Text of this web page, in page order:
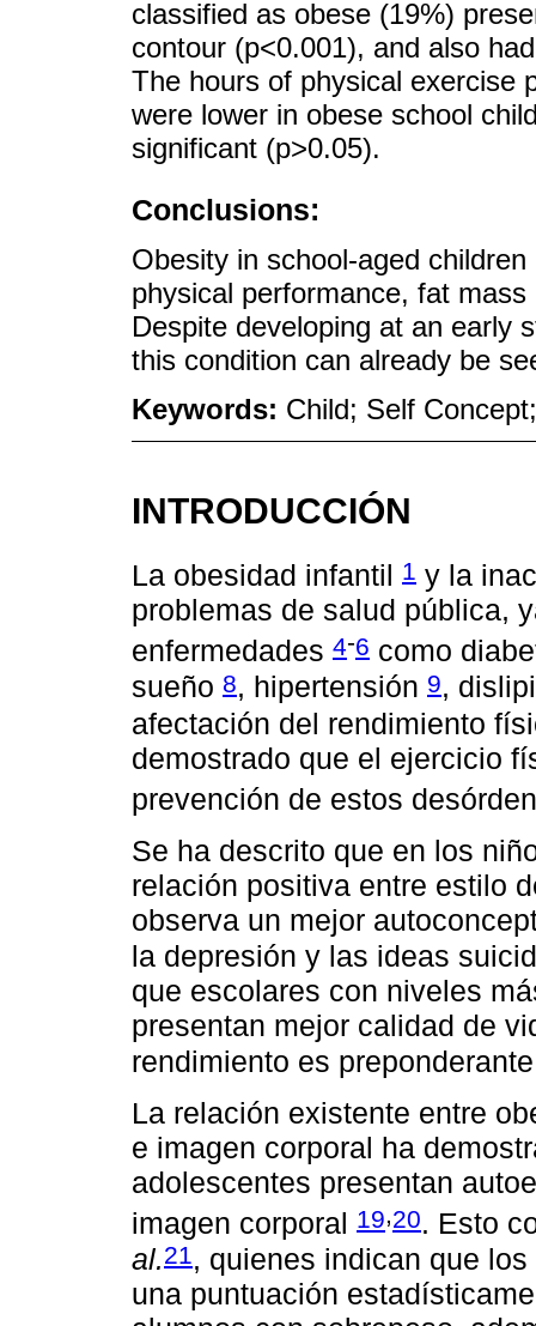
classified as obese (19%)
contour (p<0.001), and also
The hours of physical exercise
were lower in obese school
significant (p>0.05).
Conclusions:
Obesity in school-aged
physical performance, fat
Despite developing at an early
this condition can already be
Keywords: Child; Self
INTRODUCCIÓN
La obesidad infantil 1 y la
problemas de salud pública,
enfermedades 4-6 como
sueño 8, hipertensión 9,
afectación del rendimiento
demostrado que el ejercicio
prevención de estos
Se ha descrito que en los
relación positiva entre estilo
observa un mejor
la depresión y las ideas
que escolares con niveles
presentan mejor calidad de
rendimiento es
La relación existente entre
e imagen corporal ha
adolescentes presentan
imagen corporal 19,20. Esto
al.21, quienes indican que
una puntuación